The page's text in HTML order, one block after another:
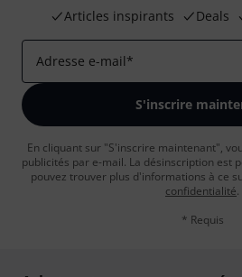
Articles inspirants
Deals
Adresse e-mail*
S'inscrire
En cliquant sur "S'inscrire maintenant",
publicités par e-mail. La désinscription est
pouvez trouver plus d'informations à ce
confidentialité.
* Requis